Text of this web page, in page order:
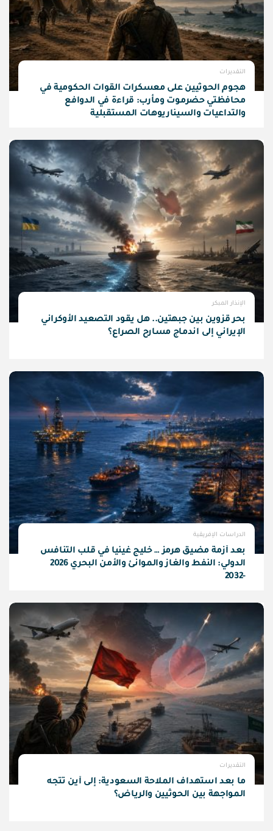
التقديرات
هجوم الحوثيين على معسكرات القوات الحكومية في
محافظتي حضرموت ومأرب: قراءة في الدوافع
والتداعيات والسيناريوهات المستقبلية
الإنذار المبكر
بحر قزوين بين جبهتين.. هل يقود التصعيد الأوكراني
الإيراني إلى اندماج مسارح الصراع؟
الدراسات الإفريقية
بعد أزمة مضيق هرمز … خليج غينيا في قلب التنافس
الدولي: النفط والغاز والموانئ والأمن البحري 2026
-2032
التقديرات
ما بعد استهداف الملاحة السعودية: إلى أين تتجه
المواجهة بين الحوثيين والرياض؟